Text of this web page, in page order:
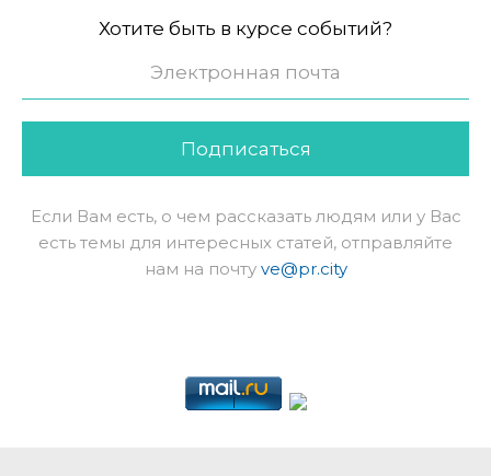
Хотите быть в курсе событий?
Подписаться
Если Вам есть, о чем рассказать людям или у Вас
есть темы для интересных статей, отправляйте
нам на почту ve@pr.city